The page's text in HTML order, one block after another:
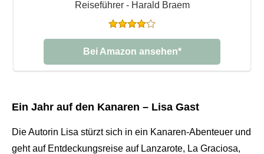
Reiseführer - Harald Braem
Bei Amazon ansehen*
Ein Jahr auf den Kanaren – Lisa Gast
Die Autorin Lisa stürzt sich in ein Kanaren-Abenteuer und
geht auf Entdeckungsreise auf Lanzarote, La Graciosa,